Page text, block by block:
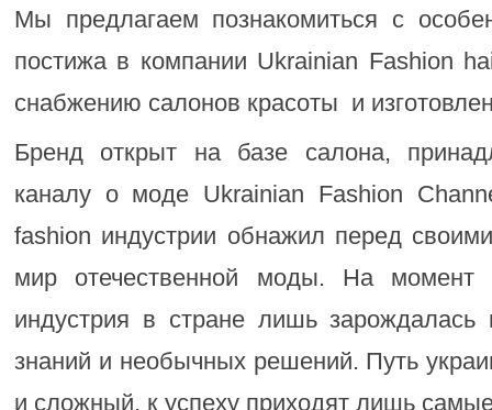
Мы предлагаем познакомиться с
постижа в компании Ukrainian Fashion
снабжению салонов красоты и
Бренд открыт на базе салона,
каналу о моде Ukrainian Fashion
fashion индустрии обнажил перед
мир отечественной моды. На момент
индустрия в стране лишь
знаний и необычных решений. Путь
и сложный, к успеху приходят лишь